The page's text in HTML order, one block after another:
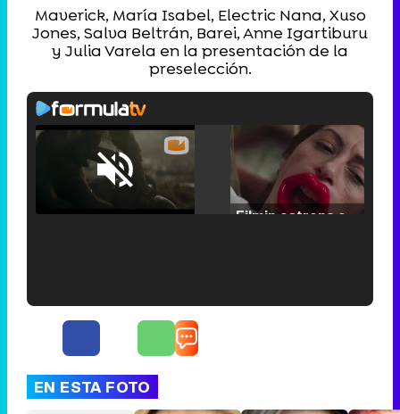
Maverick, María Isabel, Electric Nana, Xuso
Jones, Salva Beltrán, Barei, Anne Igartiburu
y Julia Varela en la presentación de la
preselección.
Unmute /
Loaded:
25.30%
EN ESTA FOTO